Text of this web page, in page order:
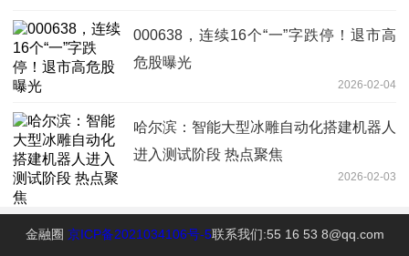
000638，连续16个“一”字跌停！退市高
危股曝光
2026-02-04
哈尔滨：智能大型冰雕自动化搭建机器人
进入测试阶段 热点聚焦
2026-02-03
金融圈 京ICP备2021034106号-5联系我们:55 16 53 8@qq.com